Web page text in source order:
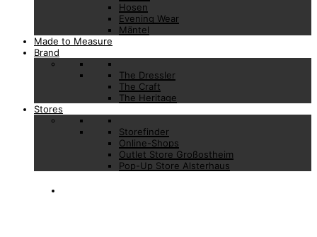
Hosen
Evening Wear
Mäntel
Made to Measure
Brand
The Dressler
The Craft
The Heritage
Stores
Storefinder
Online-Shops
Outlet Store Großostheim
Pop-Up Store Alsterhaus